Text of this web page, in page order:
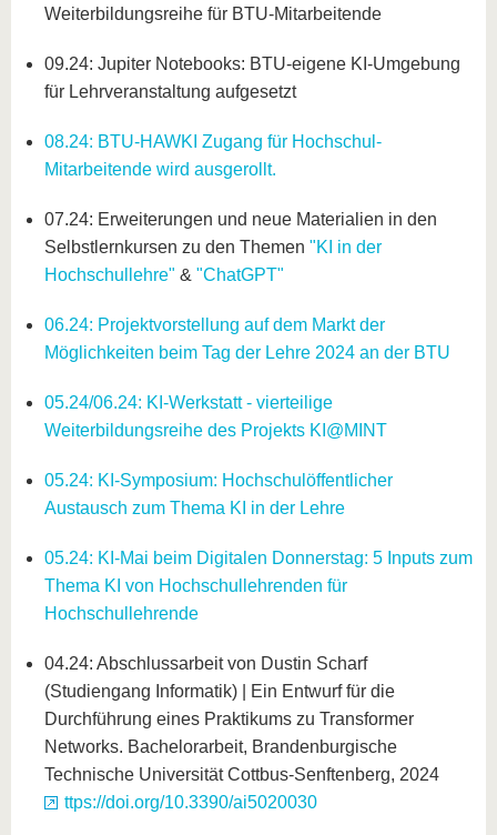
Weiterbildungsreihe für BTU-Mitarbeitende
09.24: Jupiter Notebooks: BTU-eigene KI-Umgebung
für Lehrveranstaltung aufgesetzt
08.24: BTU-HAWKI Zugang für Hochschul-
Mitarbeitende wird ausgerollt.
07.24: Erweiterungen und neue Materialien in den
Selbstlernkursen zu den Themen "KI in der
Hochschullehre" & "ChatGPT"
06.24: Projektvorstellung auf dem Markt der
Möglichkeiten beim Tag der Lehre 2024 an der BTU
05.24/06.24: KI-Werkstatt - vierteilige
Weiterbildungsreihe des Projekts KI@MINT
05.24: KI-Symposium: Hochschulöffentlicher
Austausch zum Thema KI in der Lehre
05.24: KI-Mai beim Digitalen Donnerstag: 5 Inputs zum
Thema KI von Hochschullehrenden für
Hochschullehrende
04.24: Abschlussarbeit von Dustin Scharf
(Studiengang Informatik) | Ein Entwurf für die
Durchführung eines Praktikums zu Transformer
Networks. Bachelorarbeit, Brandenburgische
Technische Universität Cottbus-Senftenberg, 2024
ttps://doi.org/10.3390/ai5020030